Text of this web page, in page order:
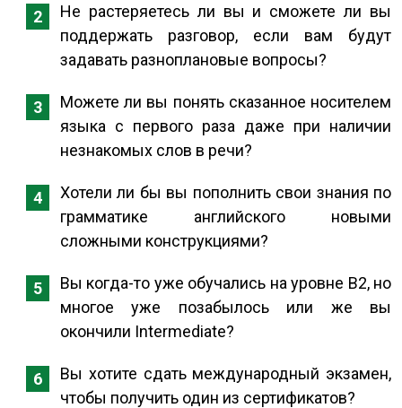
Не растеряетесь ли вы и сможете ли вы
поддержать разговор, если вам будут
задавать разноплановые вопросы?
Можете ли вы понять сказанное носителем
языка с первого раза даже при наличии
незнакомых слов в речи?
Хотели ли бы вы пополнить свои знания по
грамматике английского новыми
сложными конструкциями?
Вы когда-то уже обучались на уровне В2, но
многое уже позабылось или же вы
окончили Intermediate?
Вы хотите сдать международный экзамен,
чтобы получить один из сертификатов?